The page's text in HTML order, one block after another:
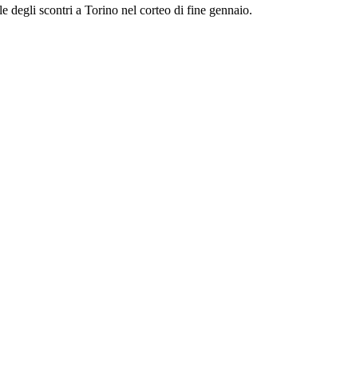
degli scontri a Torino nel corteo di fine gennaio.